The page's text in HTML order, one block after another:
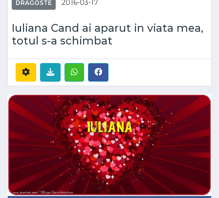
DRAGOSTE 2016-03-17
Iuliana Cand ai aparut in viata mea,
totul s-a schimbat